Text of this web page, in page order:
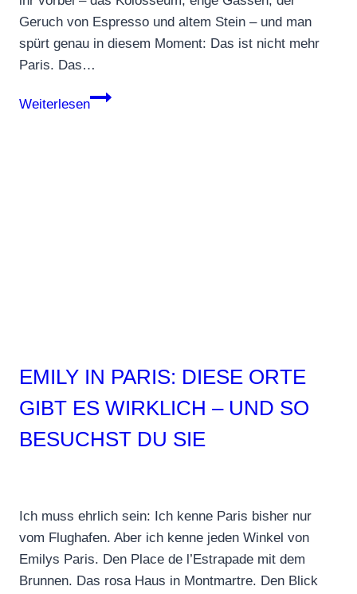
Geruch von Espresso und altem Stein – und man
spürt genau in diesem Moment: Das ist nicht mehr
Paris. Das…
Weiterlesen
Emily
EMILY IN PARIS: DIESE ORTE
GIBT ES WIRKLICH – UND SO
BESUCHST DU SIE
Ich muss ehrlich sein: Ich kenne Paris bisher nur
vom Flughafen. Aber ich kenne jeden Winkel von
Emilys Paris. Den Place de l’Estrapade mit dem
Brunnen. Das rosa Haus in Montmartre. Den Blick